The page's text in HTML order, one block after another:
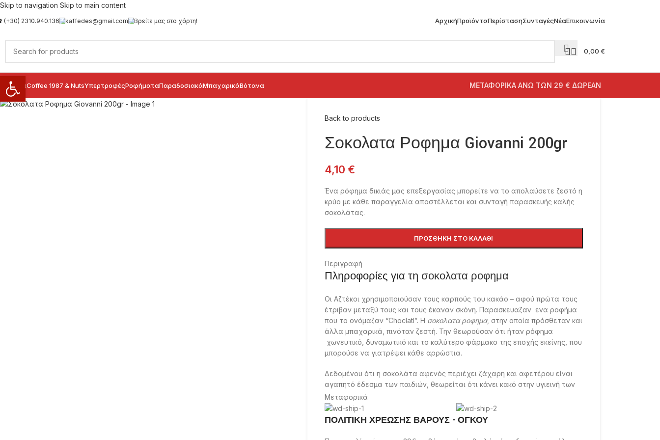
Skip to navigation Skip to main content
2310.940.136 kaffedes@gmail.com Βρείτε μας στο χάρτη! ΑρχικήΠροϊόνταΠερίστασηΣυνταγέςΝέαΕπικοινωνία
0,00 €
Coffee 1987 & NutsΥπερτροφέςΡοφήματαΠαραδοσιακάΜπαχαρικάΒότανα ΜΕΤΑΦΟΡΙΚΑ ΑΝΩ ΤΩΝ 29 € ΔΩΡΕΑΝ
Back to products
Σοκολατα Ροφημα Giovanni 200gr
4,10 €
Ένα ρόφημα δικιάς μας επεξεργασίας μπορείτε να το απολαύσετε ζεστό η
κρύο με κάθε παραγγελία αποστέλλεται και συνταγή παρασκευής καλής
σοκολάτας.
ΠΡΟΣΘΉΚΗ ΣΤΟ ΚΑΛΆΘΙ
Περιγραφή
Πληροφορίες για τη σοκολατα ροφημα
Οι Αζτέκοι χρησιμοποιούσαν τους καρπούς του κακάο – αφού πρώτα τους
έτριβαν μεταξύ τους και τους έκαναν σκόνη. Παρασκευαζαν ενα ροφήμα
που το ονόμαζαν “Choclatl”. Η σοκολατα ροφημα, στην οποία πρόσθεταν και
άλλα μπαχαρικά, πινόταν ζεστή. Την θεωρούσαν ότι ήταν ρόφημα
χωνευτικό, δυναμωτικό και το καλύτερο φάρμακο της εποχής εκείνης, που
μπορούσε να γιατρέψει κάθε αρρώστια.
Δεδομένου ότι η σοκολάτα αφενός περιέχει ζάχαρη και αφετέρου είναι
αγαπητό έδεσμα των παιδιών, θεωρείται ότι κάνει κακό στην υγιεινή των
δοντιών τους, όταν δε συνοδεύεται από συχνό καθάρισμα των δοντιών.
Επιστημονικές έρευνες έχουν αποδείξει πως βοηθά στην καταπολέμηση
του άγχους και παράλληλα ενισχύει τη μνήμη για αυτό τον λόγο οι
Μάλιστα, σύμφωνα με παλαιότερες έρευνες, η μαύρη σοκολάτα
Μεταφορικά
ΠΟΛΙΤΙΚΗ ΧΡΕΩΣΗΣ ΒΑΡΟΥΣ - ΟΓΚΟΥ
Ανοίξτε τη γραμμή εργαλείων